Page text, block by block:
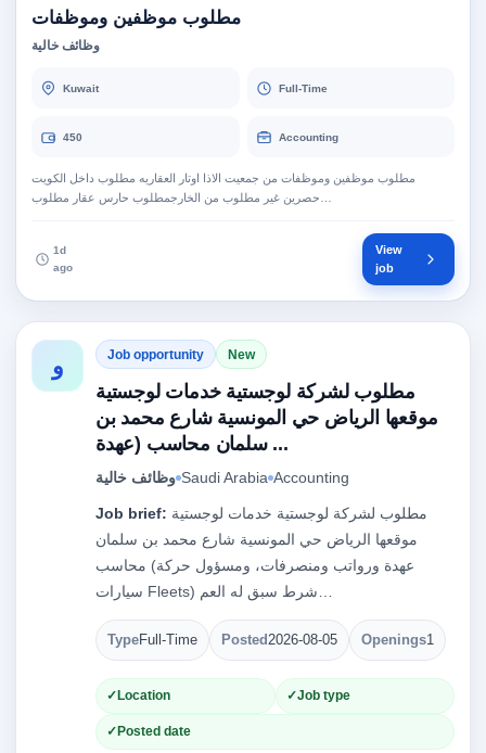
مطلوب موظفين وموظفات
وظائف خالية
Kuwait Full-Time
450 Accounting
مطلوب موظفين وموظفات من جمعيت الاذا اوتار العقاريه مطلوب داخل الكويت
1d
ago
View
job
و Job opportunity New
مطلوب لشركة لوجستية خدمات لوجستية
موقعها الرياض حي المونسية شارع محمد بن
سلمان محاسب (عهدة ...
وظائف خالية Saudi Arabia Accounting
Job brief:
موقعها الرياض حي المونسية شارع محمد بن سلمان
محاسب (عهدة ورواتب ومنصرفات، ومسؤول حركة
TypeFull-Time Posted2026-08-05 Openings1
Location Job type
Posted date